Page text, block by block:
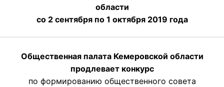
области
со 2 сентября по 1 октября 2019 года
Общественная палата Кемеровской области
продлевает конкурс
по формированию общественного совета